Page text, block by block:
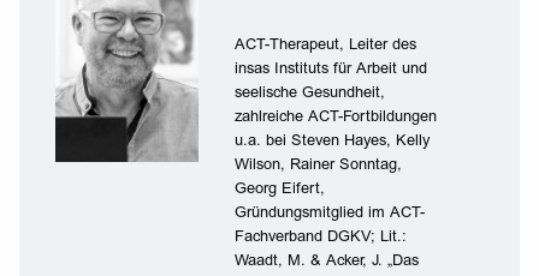
ACT-Therapeut, Leiter des
insas Instituts für Arbeit und
seelische Gesundheit,
zahlreiche ACT-Fortbildungen
u.a. bei Steven Hayes, Kelly
Wilson, Rainer Sonntag,
Georg Eifert,
Gründungsmitglied im ACT-
Fachverband DGKV; Lit.:
Waadt, M. & Acker, J. „Das